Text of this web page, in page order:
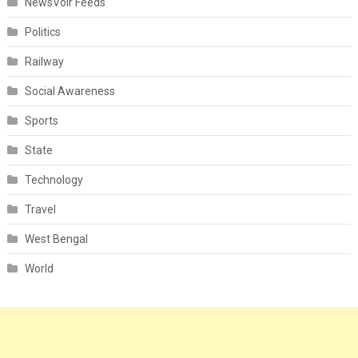
Politics
Railway
Social Awareness
Sports
State
Technology
Travel
West Bengal
World